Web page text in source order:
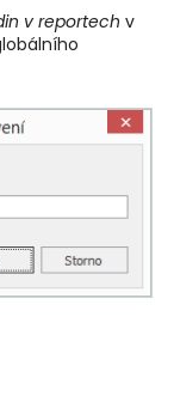
v reportech v